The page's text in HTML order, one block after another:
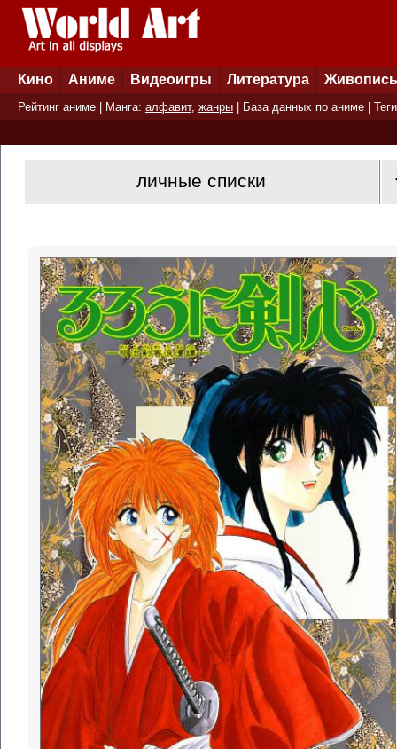
Кино Аниме Видеоигры Литература Живопись
Рейтинг аниме | Манга: алфавит, жанры База данных по аниме Теги
личные списки